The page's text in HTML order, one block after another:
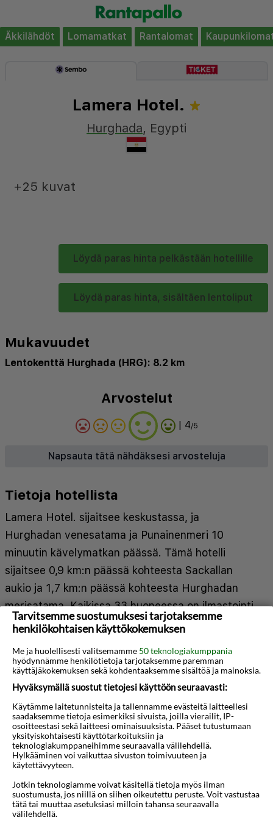
Äkkilähdöt Lomamatkat Rantalomat
Lamera Hotel.
Hurghada, Egypti
Löydä paras hinta pelkästään hotellille
Löydä paras hinta, sisältäen lentoliput
+25 kuvat
Mukavuudet
Lentokenttä Hurghada (HRG): 8.2 km
Arvostelut
| 4/5
Napsauta tätä nähdäksesi arvosteluja
Tietoja hotellista
Lamera Hotel. sijaitsee keskustassa, ja
Hurghadan venesatama ja Punainenmeri 10
minuutin kävelymatkan päässä. Tämä hotelli
sijaitsee 0,9 km:n päässä kohteesta Sackallan
aukio ja 1,7 km:n päässä kohteesta Hurghadan
merisatama. Kaikissa 33 huoneessa on ilmastointi,
minibaari sekä LED-TVt. Huoneiden Tempur Pedic
Mukavuuksiin kuuluu satelliittikanavat sekä
ilmainen langaton internetyhteys. Kylpyhuoneissa
on kylpyamme tai suihku, jossa on sadesuihkupää.
Etäisyydet pyöristetään lähimpään 0,1 mailiin ja
kilometriin.
Hurghadan venesatama - 0,5 km / 0,3 mi
Sackallan aukio - 0,8 km / 0,5 mi
Al Minan moskeija - 1,2 km / 0,7 mi
Näytä lisää
Kartta
Tarvitsemme suostumuksesi tarjotaksemme
henkilökohtaisen käyttökokemuksen
Me ja huolellisesti valitsemamme 50 teknologiakumppania
hyödynnämme henkilötietoja tarjotaksemme paremman
käyttäjäkokemuksen sekä kohdentaaksemme sisältöä ja mainoksia.
Hyväksymällä suostut tietojesi käyttöön seuraavasti:
Käytämme laitetunnisteita ja tallennamme evästeitä laitteellesi
saadaksemme tietoja esimerkiksi sivuista, joilla vierailit, IP-
osoitteestasi sekä laitteesi ominaisuuksista. Pääset tutustumaan
yksityiskohtaisesti käyttötarkoituksiin ja
teknologiakumppaneihimme seuraavalla välilehdellä.
Hylkääminen voi vaikuttaa sivuston toimivuuteen ja
käytettävyyteen.
Jotkin teknologiamme voivat käsitellä tietoja myös ilman
suostumusta, jos niillä on siihen oikeutettu peruste. Voit vastustaa
tätä tai muuttaa asetuksiasi milloin tahansa seuraavalla
välilehdellä.